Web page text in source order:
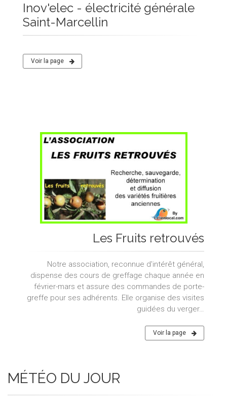
Inov'elec - électricité générale
Saint-Marcellin
Voir la page
Les Fruits retrouvés
Notre association, reconnue d'intérêt général,
dispense des cours de greffage chaque année en
février-mars et assure des commandes de porte-
greffe pour ses adhérents. Elle organise des visites
guidées du verger…
Voir la page
MÉTÉO DU JOUR